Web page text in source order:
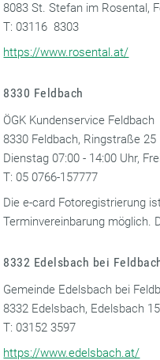
8083 St. Stefan im Rosental,
T: 03116 8303
https://www.rosental.at/
8330 Feldbach
ÖGK Kundenservice Feldbach
8330 Feldbach, Ringstraße 25
Dienstag 07:00 - 14:00 Uhr,
T: 05 0766-157777
Die e-card Fotoregistrierung
Terminvereinbarung möglich.
8332 Edelsbach bei
Gemeinde Edelsbach bei
8332 Edelsbach, Edelsbach
T: 03152 3597
https://www.edelsbach.at/